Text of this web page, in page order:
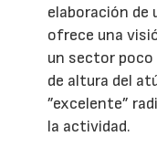
elaboración de
ofrece una
un sector poco
de altura del
”excelente”
la actividad.